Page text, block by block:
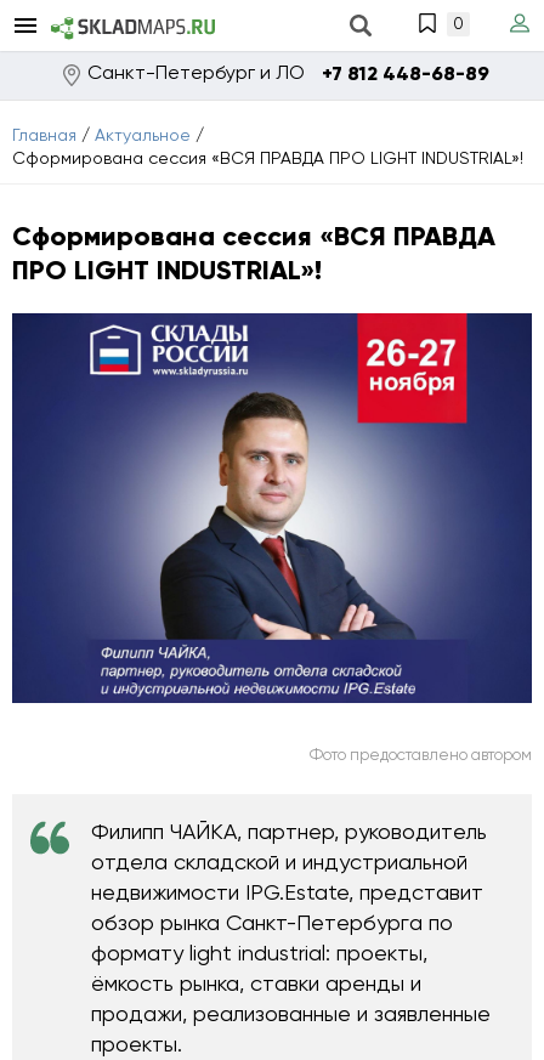
0
Санкт-Петербург и ЛО +7 812 448-68-89
Главная / Актуальное /
Сформирована сессия «ВСЯ ПРАВДА ПРО LIGHT INDUSTRIAL»!
Сформирована сессия «ВСЯ ПРАВДА
ПРО LIGHT INDUSTRIAL»!
Фото предоставлено автором
Филипп ЧАЙКА, партнер, руководитель
отдела складской и индустриальной
недвижимости IPG.Estate, представит
обзор рынка Санкт-Петербурга по
формату light industrial: проекты,
ёмкость рынка, ставки аренды и
продажи, реализованные и заявленные
проекты.